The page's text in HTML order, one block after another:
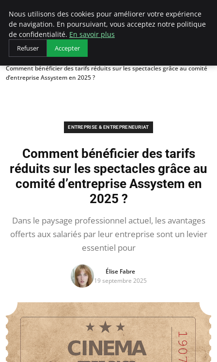
LECFCM
Accueil
Entreprise & Entrepreneuriat
Comment bénéficier des tarifs réduits sur les spectacles grâce au comité
d’entreprise Assystem en 2025 ?
ENTREPRISE & ENTREPRENEURIAT
Comment bénéficier des tarifs
réduits sur les spectacles grâce au
comité d’entreprise Assystem en
2025 ?
Dans le paysage professionnel actuel, les avantages
offerts aux salariés par leur entreprise sont un levier
essentiel pour
Élise Fabre
19 septembre 2025
Nous utilisons des cookies pour améliorer votre expérience
de navigation. En poursuivant, vous acceptez notre politique
de confidentialité. En savoir plus
Refuser Accepter